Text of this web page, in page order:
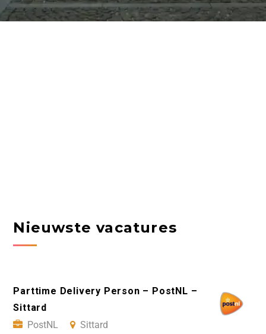
Nieuwste vacatures
Parttime Delivery Person – PostNL –
Sittard
PostNL
Sittard